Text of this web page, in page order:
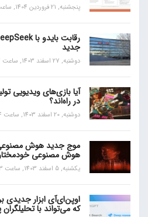
پنجشنبه, 21 فروردین 1404, ساعت 14:17
جدید
دوشنبه, 27 اسفند 1403, ساعت 18:07
آیا بازی‌های ویدیویی
در راه‌اند؟
دوشنبه, 20 اسفند 1403, ساعت 18:24
موج جدید هوش
هوش مصنوعی
یکشنبه, 5 اسفند 1403, ساعت 20:03
اوپن‌ای‌آی ابزار جدیدی
که می‌تواند با